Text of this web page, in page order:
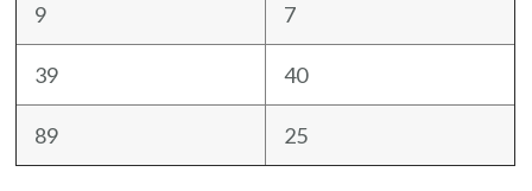
9 7
39 40
89 25